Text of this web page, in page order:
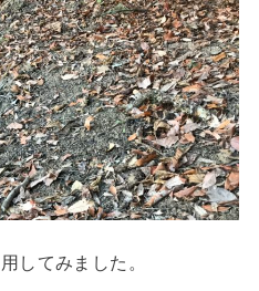
してみました。